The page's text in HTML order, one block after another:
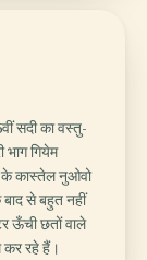
सदी का वस्तु-
भाग गियेम
के कास्तेल नुओवो
से बहुत नहीं
ऊँची छतों वाले
कर रहे हैं।